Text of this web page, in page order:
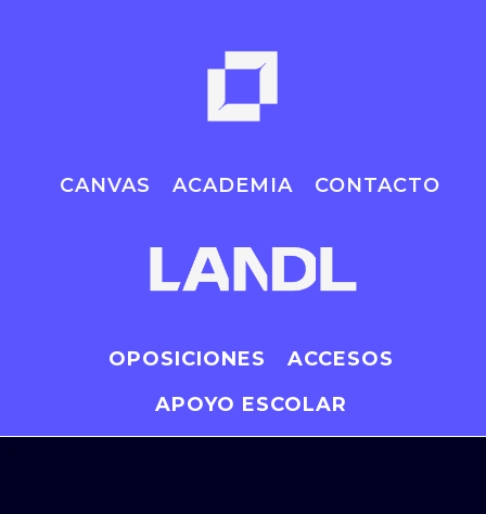
OPOSICIONES
ACCESOS
APOYO ESCOLAR
CANVAS ACADEMIA CONTACTO